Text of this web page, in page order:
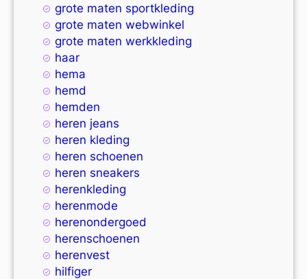
grote maten sportkleding
grote maten webwinkel
grote maten werkkleding
haar
hema
hemd
hemden
heren jeans
heren kleding
heren schoenen
heren sneakers
herenkleding
herenmode
herenondergoed
herenschoenen
herenvest
hilfiger